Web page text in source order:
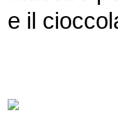
e il